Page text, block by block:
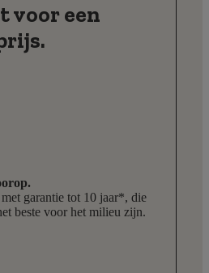
voor een
garantie tot 10 jaar*, die
beste voor het milieu zijn.